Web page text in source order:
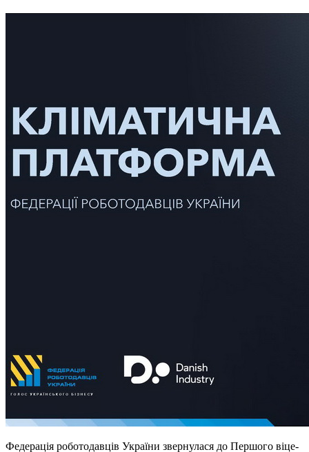
Федерація роботодавців України звернулася до Першого віце-